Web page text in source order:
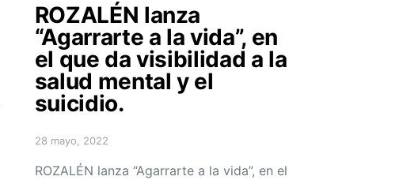
ROZALÉN lanza
“Agarrarte a la vida”, en
el que da visibilidad a la
salud mental y el
suicidio.
Posted on
28 mayo, 2022
ROZALÉN lanza “Agarrarte a la vida”, en el